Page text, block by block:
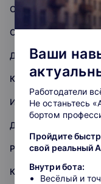
Общее развитие
ОГЭ
Дошкольное
Компьютерная
Иностранные языки
ДВИ
Разработка игр
Кибербезопасность
Ваши
Работодатели
Не останьтесь
бортом
Пройдите
свой реальный
Внутри бота:
Весёлый и